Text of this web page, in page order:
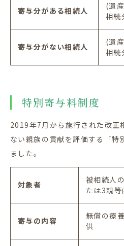
寄与分がある相続人 (遺
相続
寄与分がない相続人 (遺
相続
特別寄与料制度
2019年7月から施行された改正
ない親族の貢献を評価する「特
ました。
対象者 被相続人
たは3親等
寄与の内容
無償の療
供